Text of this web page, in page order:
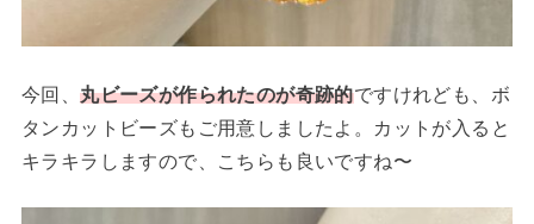
今回、丸ビーズが作られたのが奇跡的ですけれども、ボ
タンカットビーズもご用意しましたよ。カットが入ると
キラキラしますので、こちらも良いですね〜